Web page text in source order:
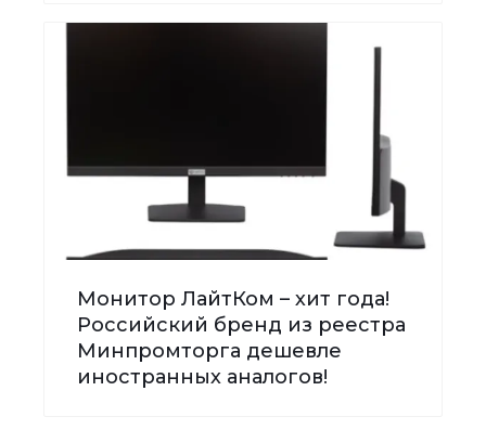
Монитор ЛайтКом – хит года!
Российский бренд из реестра
Минпромторга дешевле
иностранных аналогов!